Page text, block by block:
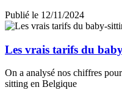
Publié le 12/11/2024
Les vrais tarifs du
On a analysé nos chiffres
sitting en Belgique